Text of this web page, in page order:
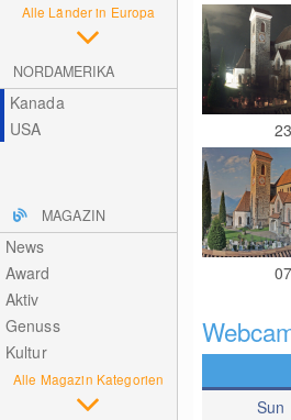
Alle Länder in Europa
NORDAMERIKA
Kanada
USA
MAGAZIN
News
Award
Aktiv
Genuss
Kultur
Alle Magazin Kategorien
Sun